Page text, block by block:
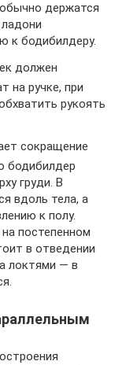
держатся
к бодибилдеру.
должен
на ручке, при
рукоять
сокращение
бодибилдер
груди. В
вдоль тела, а
к полу.
постепенном
в отведении
локтями — в